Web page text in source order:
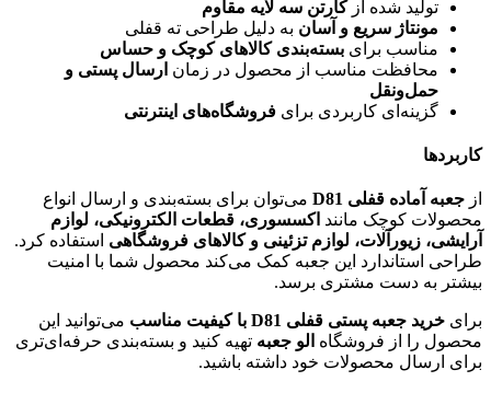
تولید شده ازکارتن سه لایه مقاوم
مونتاژ سریع و آسان به دلیل طراحی ته قفلی
مناسب برای بسته‌بندی کالاهای کوچک و حساس
محافظت مناسب از محصول در زمان ارسال پستی و
حمل‌ونقل
گزینه‌ای کاربردی برای فروشگاه‌های اینترنتی
کاربردها
از جعبه آماده قفلی D81
می‌توان برای بسته‌بندی و ارسال انواع
محصولات کوچک مانند اکسسوری، قطعات الکترونیکی، لوازم
آرایشی، زیورآلات، لوازم تزئینی و کالاهای فروشگاهی استفاده کرد.
طراحی استاندارد این جعبه کمک می‌کند محصول شما با امنیت
بیشتر به دست مشتری برسد.
برای خرید جعبه پستی قفلی D81 با کیفیت مناسب
می‌توانید این
محصول را از فروشگاه الو جعبه تهیه کنید و بسته‌بندی حرفه‌ای‌تری
برای ارسال محصولات خود داشته باشید.